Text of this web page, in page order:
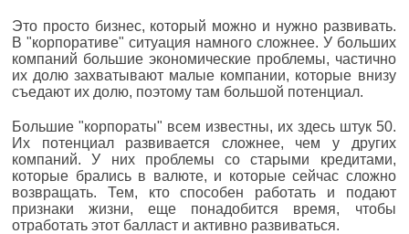
Это просто бизнес, который можно и нужно развивать.
В "корпоративе" ситуация намного сложнее. У больших
компаний большие экономические проблемы, частично
их долю захватывают малые компании, которые внизу
съедают их долю, поэтому там большой потенциал.
Большие "корпораты" всем известны, их здесь штук 50.
Их потенциал развивается сложнее, чем у других
компаний. У них проблемы со старыми кредитами,
которые брались в валюте, и которые сейчас сложно
возвращать. Тем, кто способен работать и подают
признаки жизни, еще понадобится время, чтобы
отработать этот балласт и активно развиваться.